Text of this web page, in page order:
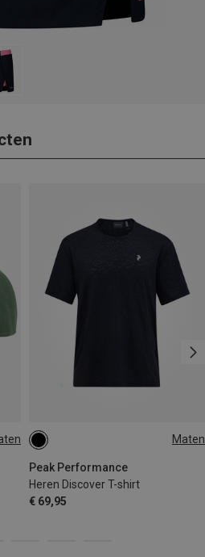
Maten
Peak Performance
Heren Discover T-shirt
€ 69,95
S